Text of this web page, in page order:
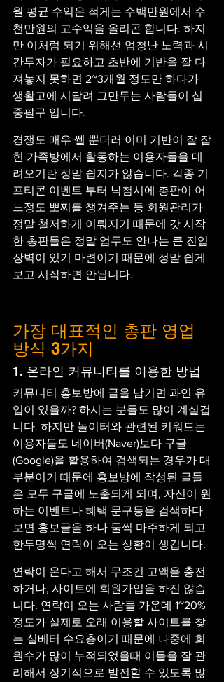
월 평균 수익은 적게는 수백만원에서 수
천만원의 고수익을 올리곤 합니다. 하지
만 이처럼 되기 위해선 엄청난 노력과 시
간투자가 필요하고 초반에 기반을 잘 다
져놓지 못하면 2~3개월 정도만 하다가
생활고에 시달려 그만두는 사람들이 십
중팔구 입니다.
경쟁도 매우 쎌 뿐더러 이미 기반이 잘 잡
힌 가족방에서 활동하는 이용자들을 데
려오기란 정말 쉽지가 않습니다. 각종 기
프티콘 이벤트 부터 낙첨시에 총판이 어
느정도 뽀찌를 챙겨주는 등 회원관리가
정말 철저하게 이뤄지기 때문에 갓 시작
한 총판들은 정말 엄두도 안나는 큰 진입
장벽이 있기 마련이기 때문에 정말 쉽게
보고 시작하면 안됩니다.
가장 대표적인 총판 영업
방식 3가지
1. 온라인 커뮤니티를 이용한 방법
커뮤니티 홍보방에 글을 남기면 과연 유
입이 있을까? 하시는 분들도 많이 계실겁
니다. 하지만 놀이터와 관련된 키워드는
이용자들도 네이버(Naver)보다 구글
(Google)을 활용하여 검색되는 경우가 대
부분이기 때문에 홍보방에 작성된 글들
은 모두 구글에 노출되게 되며, 자신이 원
하는 이벤트나 혜택 문구등을 검색하다
보면 홍보글을 하나 둘씩 마주하게 되고
한두명씩 연락이 오는 상황이 생깁니다.
연락이 온다고 해서 무조건 고액을 충전
하거나, 사이트에 회원가입을 하진 않습
니다. 연락이 오는 사람들 가운데 1~20%
정도가 실제로 오래 이용할 사이트를 찾
는 실베터 수요층이기 때문에 나중에 회
원수가 많이 누적되었을때 이들을 잘 관
리해서 장기적으로 발전할 수 있도록 많